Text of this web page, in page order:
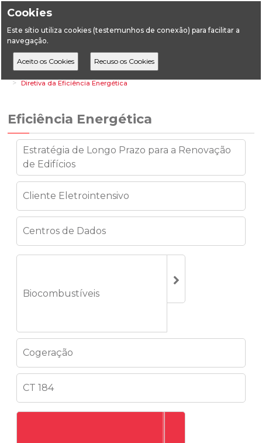
Cookies
Este sítio utiliza cookies (testemunhos de conexão) para facilitar a
navegação.
HomeÁreas Setoriais Energia
Eficiência Energética
Diretiva da Eficiência Energética
Eficiência Energética
Estratégia de Longo Prazo para a Renovação
de Edifícios
Cliente Eletrointensivo
Centros de Dados
Biocombustíveis
Cogeração
CT 184